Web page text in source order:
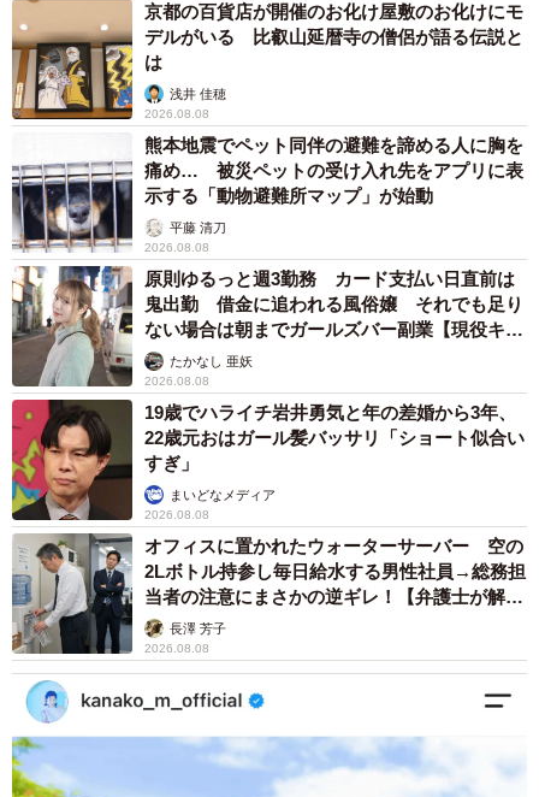
4/4
大理石の彫刻です（提供：シャントの医ンフルエンサーさん）
──太くて弾力がある健康そうな血管ということでしょう
か。家族に冷たい目で見られるほど、『ファルネーゼのア
トラス』に見入っていたのですか？
京都の百貨店が開催のお化け屋敷のお化けにモ
デルがいる 比叡山延暦寺の僧侶が語る伝説と
は
浅井 佳穂
2026.08.08
熊本地震でペット同伴の避難を諦める人に胸を
痛め… 被災ペットの受け入れ先をアプリに表
示する「動物避難所マップ」が始動
平藤 清刀
2026.08.08
原則ゆるっと週3勤務 カード支払い日直前は
鬼出勤 借金に追われる風俗嬢 それでも足り
ない場合は朝までガールズバー副業【現役キャ
ストに取材】
たかなし 亜妖
2026.08.08
19歳でハライチ岩井勇気と年の差婚から3年、
22歳元おはガール髪バッサリ「ショート似合い
すぎ」
まいどなメディア
2026.08.08
オフィスに置かれたウォーターサーバー 空の
2Lボトル持参し毎日給水する男性社員→総務担
当者の注意にまさかの逆ギレ！【弁護士が解
説】長澤 芳子
2026.08.08